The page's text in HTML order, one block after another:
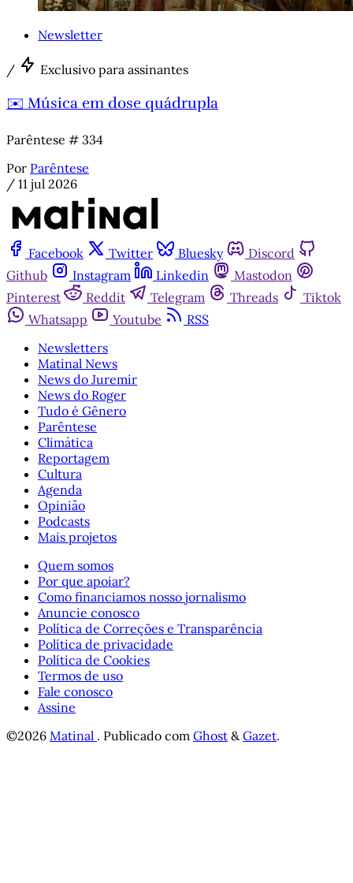
Newsletter
/ Exclusivo para assinantes
✉️ Música em dose quádrupla
Parêntese # 334
Por Parêntese
/ 11 jul 2026
Facebook Twitter Bluesky
Discord
Github
Instagram Linkedin
Mastodon
Pinterest
Reddit Telegram Threads
Tiktok
Whatsapp
Youtube
RSS
Newsletters
Matinal News
News do Juremir
News do Roger
Tudo é Gênero
Parêntese
Climática
Reportagem
Cultura
Agenda
Opinião
Podcasts
Mais projetos
Quem somos
Por que apoiar?
Como financiamos nosso jornalismo
Anuncie conosco
Política de Correções e Transparência
Política de privacidade
Política de Cookies
Termos de uso
Fale conosco
Assine
©2026 Matinal . Publicado com Ghost &Gazet.